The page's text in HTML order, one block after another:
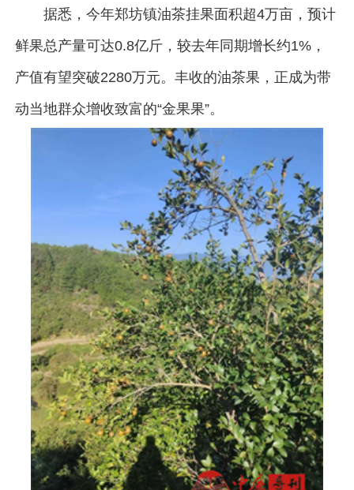
据悉，今年郑坊镇油茶挂果面积超4万亩，预计
鲜果总产量可达0.8亿斤，较去年同期增长约1%，
产值有望突破2280万元。丰收的油茶果，正成为带
动当地群众增收致富的“金果果”。